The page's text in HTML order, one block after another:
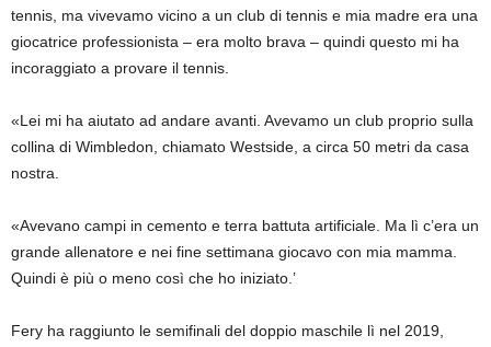
tennis, ma vivevamo vicino a un club di tennis e mia madre era una
giocatrice professionista – era molto brava – quindi questo mi ha
incoraggiato a provare il tennis.
«Lei mi ha aiutato ad andare avanti. Avevamo un club proprio sulla
collina di Wimbledon, chiamato Westside, a circa 50 metri da casa
nostra.
«Avevano campi in cemento e terra battuta artificiale. Ma lì c’era un
grande allenatore e nei fine settimana giocavo con mia mamma.
Quindi è più o meno così che ho iniziato.’
Fery ha raggiunto le semifinali del doppio maschile lì nel 2019,